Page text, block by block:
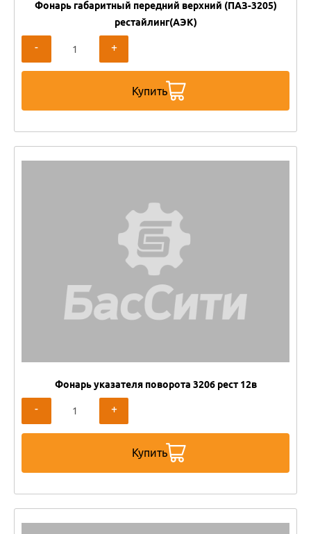
Фонарь габаритный передний верхний (ПАЗ-3205)
рестайлинг(АЭК)
- +
Купить
Фонарь указателя поворота 3206 рест 12в
- +
Купить